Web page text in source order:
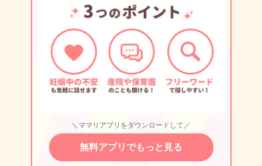
＼ママリアプリをダウンロードして／
無料アプリでもっと見る